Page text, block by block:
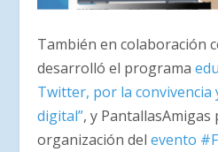
También en colaboración
desarrolló el programa
Twitter, por la convivencia
digital”, y
organización delevento